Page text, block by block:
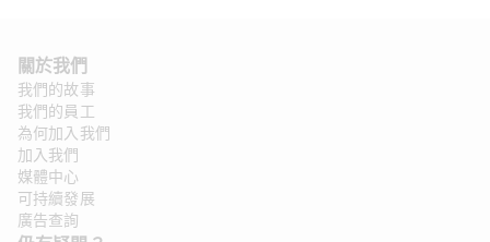
關於我們
我們的故事
我們的員工
為何加入我們
加入我們
媒體中心
可持續發展
廣告查詢